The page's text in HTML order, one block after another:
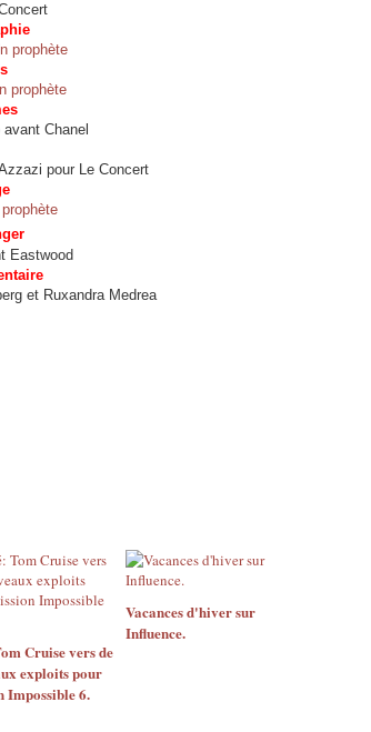
prophète
prophète
Chanel
pour Le Concert
prophète
Eastwood
et Ruxandra Medrea
Cruise vers de
exploits pour
Impossible 6.
Vacances d'hiver sur
Influence.